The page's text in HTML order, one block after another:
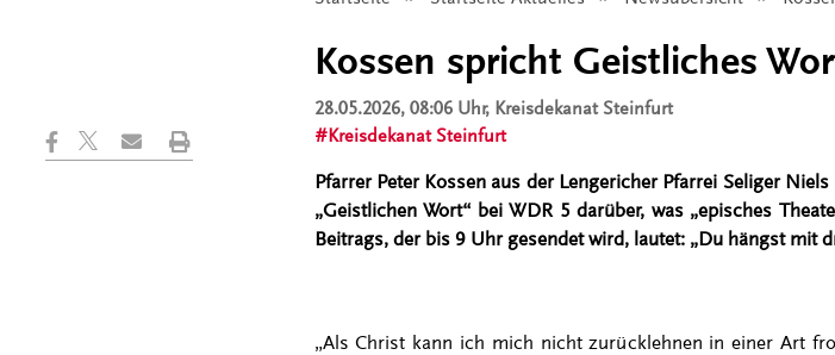
Kossen spricht Geistliches
28.05.2026, 08:06 Uhr, Kreisdekanat Steinfurt
Kreisdekanat Steinfurt
Pfarrer Peter Kossen aus der Lengericher Pfarrei Seliger
„Geistlichen Wort“ bei WDR 5 darüber, was „episches
Beitrags, der bis 9 Uhr gesendet wird, lautet: „Du hängst mit
„Als Christ kann ich mich nicht zurücklehnen in einer Art